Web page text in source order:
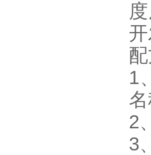
1
2
3